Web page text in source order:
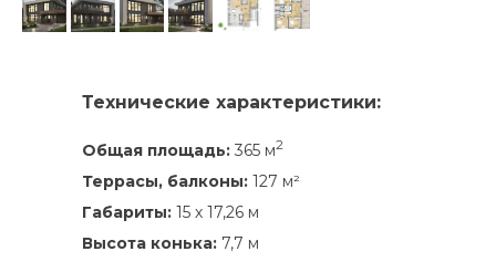
Технические характеристики:
Общая площадь: 365 м2
Террасы, балконы: 127 м²
Габариты: 15 х 17,26 м
Высота конька: 7,7 м